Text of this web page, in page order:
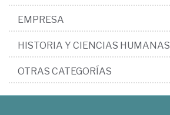
EMPRESA
HISTORIA Y CIENCIAS HUMANAS
OTRAS CATEGORÍAS